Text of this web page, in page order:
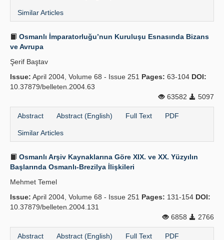
Similar Articles
Osmanlı İmparatorluğu’nun Kuruluşu Esnasında Bizans
ve Avrupa
Şerif Baştav
Issue: April 2004, Volume 68 - Issue 251 Pages: 63-104 DOI:
10.37879/belleten.2004.63
63582
5097
Abstract Abstract (English) Full Text PDF
Similar Articles
Osmanlı Arşiv Kaynaklarına Göre XIX. ve XX. Yüzyılın
Başlarında Osmanlı-Brezilya İlişkileri
Mehmet Temel
Issue: April 2004, Volume 68 - Issue 251 Pages: 131-154 DOI:
10.37879/belleten.2004.131
6858
2766
Abstract Abstract (English) Full Text PDF